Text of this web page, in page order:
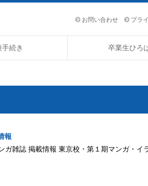
お問い合わせ プラ
続き 卒業生ひろ
報
雑誌 掲載情報 東京校・第１期マンガ・イ